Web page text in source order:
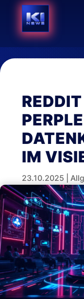
IM
23.10.2025